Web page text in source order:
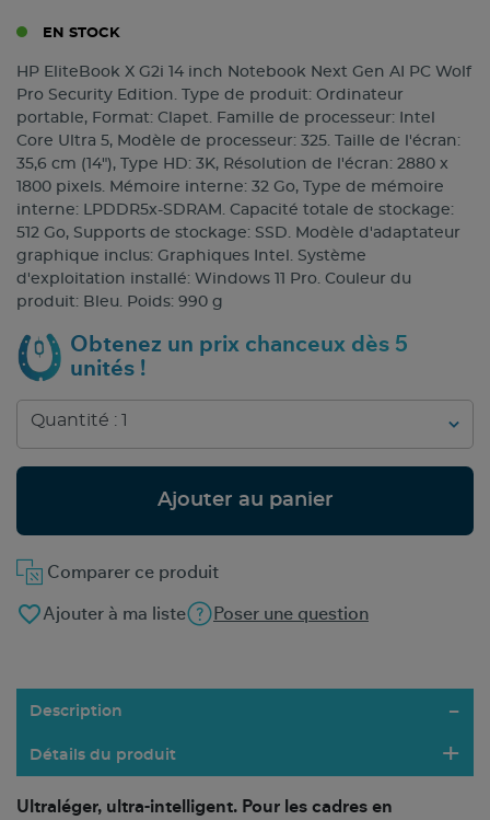
EN STOCK
HP EliteBook X G2i 14 inch Notebook Next Gen AI PC Wolf
Pro Security Edition. Type de produit: Ordinateur
portable, Format: Clapet. Famille de processeur: Intel
Core Ultra 5, Modèle de processeur: 325. Taille de l'écran:
35,6 cm (14"), Type HD: 3K, Résolution de l'écran: 2880 x
1800 pixels. Mémoire interne: 32 Go, Type de mémoire
interne: LPDDR5x-SDRAM. Capacité totale de stockage:
512 Go, Supports de stockage: SSD. Modèle d'adaptateur
graphique inclus: Graphiques Intel. Système
d'exploitation installé: Windows 11 Pro. Couleur du
produit: Bleu. Poids: 990 g
Obtenez un prix chanceux dès 5
unités !
Ajouter au panier
favorite_borderAjouter à ma liste Poser une question
Comparer ce produit
Description
Détails du produit
Ultraléger, ultra-intelligent. Pour les cadres en